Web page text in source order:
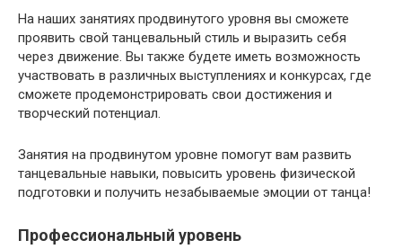
На наших занятиях продвинутого уровня вы сможете
проявить свой танцевальный стиль и выразить себя
через движение. Вы также будете иметь возможность
участвовать в различных выступлениях и конкурсах, где
сможете продемонстрировать свои достижения и
творческий потенциал.
Занятия на продвинутом уровне помогут вам развить
танцевальные навыки, повысить уровень физической
подготовки и получить незабываемые эмоции от танца!
Профессиональный уровень